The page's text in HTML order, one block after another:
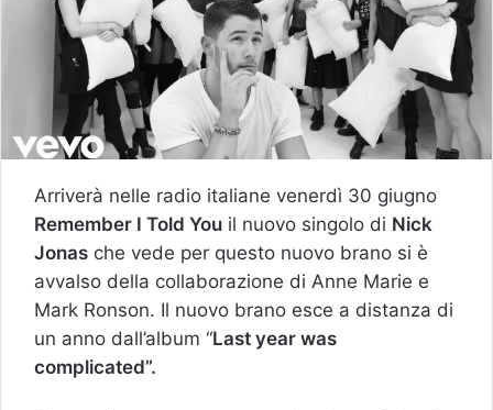
Arriverà nelle radio italiane venerdì 30 giugno
Remember I Told You il nuovo singolo di Nick
Jonas che vede per questo nuovo brano si è
avvalso della collaborazione di Anne Marie e
Mark Ronson. Il nuovo brano esce a distanza di
un anno dall’album “Last year was
complicated”.